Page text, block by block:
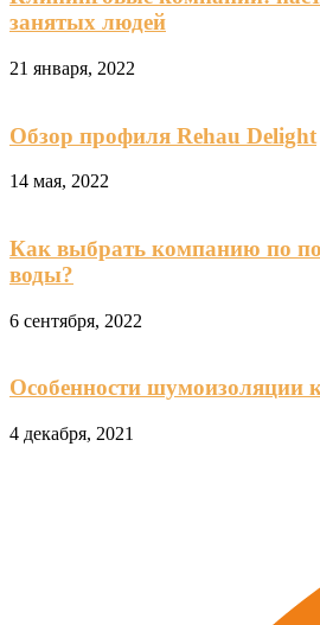
занятых людей
21 января, 2022
Обзор профиля Rehau Delight
14 мая, 2022
Как выбрать компанию по
воды?
6 сентября, 2022
Особенности шумоизоляции
4 декабря, 2021